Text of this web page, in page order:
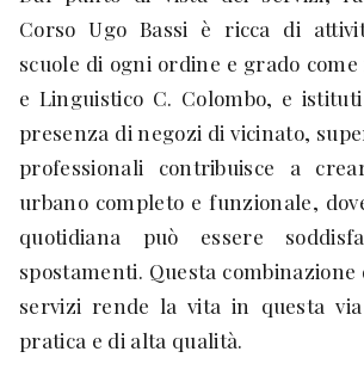
Corso Ugo Bassi è ricca di
scuole di ogni ordine e grado come
e Linguistico C. Colombo, e
presenza di negozi di vicinato,
professionali contribuisce a
urbano completo e funzionale,
quotidiana può essere
spostamenti. Questa combinazione
servizi rende la vita in questa
pratica e di alta qualità.